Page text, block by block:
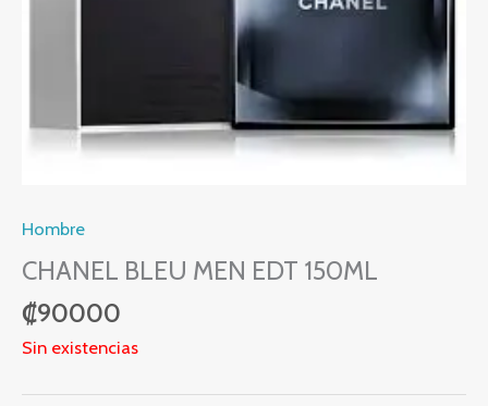
Hombre
CHANEL BLEU MEN EDT 150ML
₡90000
Sin existencias